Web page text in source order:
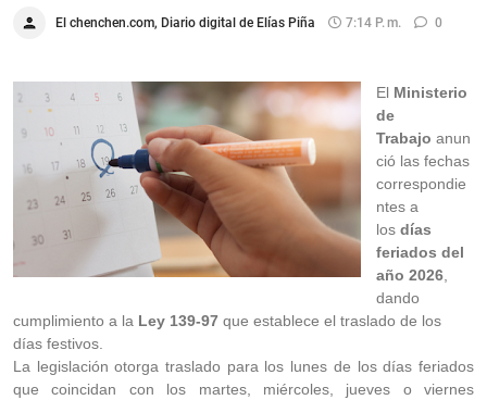
El chenchen.com, Diario digital de Elías Piña 7:14 P. M. 0
El Ministerio
de
Trabajo anun
ció las fechas
correspondie
ntes a
los días
feriados del
año 2026,
dando
cumplimiento a la Ley 139-97 que establece el traslado de los
días festivos.
La legislación otorga traslado para los lunes de los días feriados
que coincidan con los martes, miércoles, jueves o viernes